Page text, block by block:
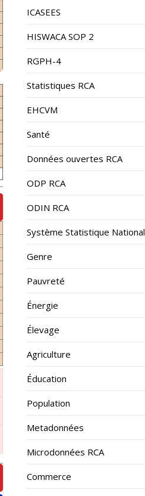
ICASEES
HISWACA SOP 2
RGPH-4
Statistiques RCA
EHCVM
Santé
Données ouvertes RCA
ODP RCA
ODIN RCA
Système Statistique National
Genre
Pauvreté
Énergie
Élevage
Agriculture
Éducation
Population
Metadonnées
Microdonnées RCA
Commerce